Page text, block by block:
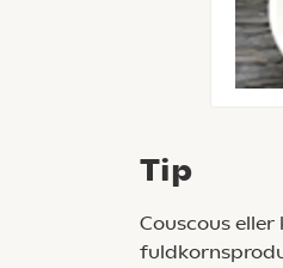
Tip
Couscous